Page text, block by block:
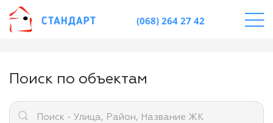
(068) 264 27 42
Поиск по объектам
Поиск - Улица, Район, Название ЖК